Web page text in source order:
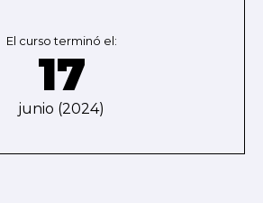
El curso terminó el:
17
junio (2024)